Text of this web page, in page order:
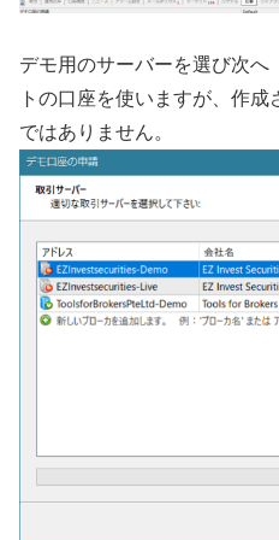
デモ用のサーバーを選び次
トの口座を使いますが、作
ではありません。